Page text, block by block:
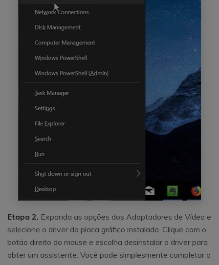
Etapa 2. Expanda as opções dos Adaptadores de Vídeo e
selecione o driver da placa gráfico instalado. Clique com o
botão direito do mouse e escolha desinstalar o driver para
obter um assistente. Você pode simplesmente completar o